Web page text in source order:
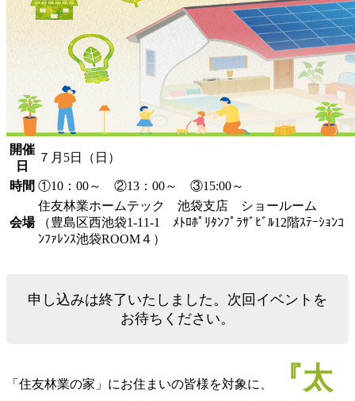
開催
日
７月5日（日）
時間 ①10：00～ ②13：00～ ③15:00～
会場
住友林業ホームテック 池袋支店 ショールーム
（豊島区西池袋1-11-1 ﾒﾄﾛﾎﾟﾘﾀﾝﾌﾟﾗｻﾞﾋﾞﾙ12階ｽﾃｰｼｮﾝｺ
ﾝﾌｧﾚﾝｽ池袋ROOM４）
申し込みは終了いたしました。次回イベントを
お待ちください。
「住友林業の家」にお住まいの皆様を対象に、
『太